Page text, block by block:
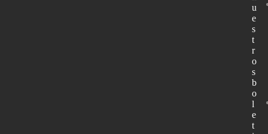
u
e
s
t
r
o
s
b
o
l
e
t